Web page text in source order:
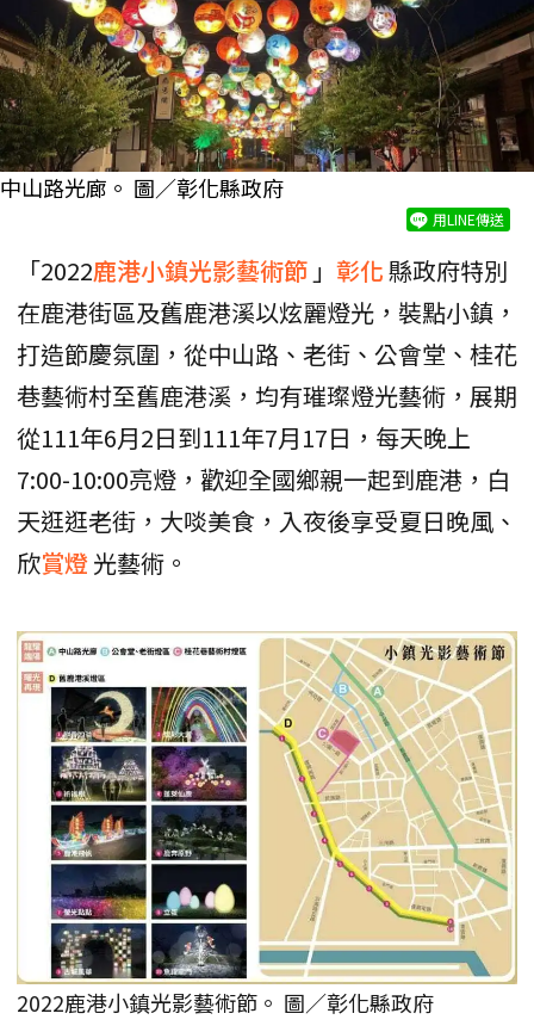
中山路光廊。 圖／彰化縣政府
用LINE傳送
「2022鹿港小鎮光影藝術節 」 彰化縣政府特別
在鹿港街區及舊鹿港溪以炫麗燈光，裝點小鎮，
打造節慶氛圍，從中山路、老街、公會堂、桂花
巷藝術村至舊鹿港溪，均有璀璨燈光藝術，展期
從111年6月2日到111年7月17日，每天晚上
7:00-10:00亮燈，歡迎全國鄉親一起到鹿港，白
天逛逛老街，大啖美食，入夜後享受夏日晚風、
欣賞燈光藝術。
2022鹿港小鎮光影藝術節。 圖／彰化縣政府